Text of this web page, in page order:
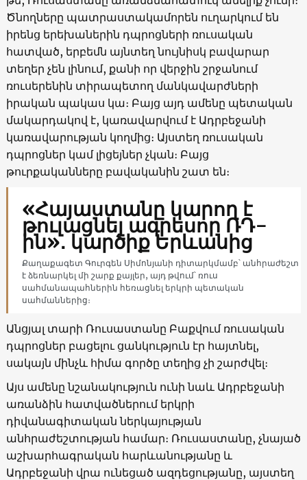
Ծնողները պատրաստակամորեն ուղարկում են
իրենց երեխաներին դպրոցների ռուսական
հատված, երբեմն այնտեղ նույնիսկ բավարար
տեղեր չեն լինում, քանի որ վերջին շրջանում
ռուսերենին տիրապետող մանկավարժների
իրական պակաս կա։ Բայց այդ ամենը պետական ​​
մակարդակով է, կառավարվում է Ադրբեջանի
կառավարության կողմից։ Այստեղ ռուսական
դպրոցներ կամ լիցեյներ չկան։ Բայց
թուրքականները բավականին շատ են։
«Հայաստանը կարող է
թուլացնել ագրեսոր ՌԴ-
ին»․ կարծիք Երևանից
Քաղաքագետ Գուրգեն Սիմոնյանի դիտարկմամբ՝ անհրաժեշտ
է ձեռնարկել մի շարք քայլեր, այդ թվում՝ ռուս
սահմանապահներին հեռացնել երկրի պետական
սահմաններից։
Անցյալ տարի Ռուսաստանը Բաքվում ռուսական
դպրոցներ բացելու ցանկություն էր հայտնել,
սակայն մինչև հիմա գործը տեղից չի շարժվել։
Այս ամենը նշանակություն ունի նաև Ադրբեջանի
առանձին հատվածներում երկրի
դիվանագիտական ​​ներկայության
անհրաժեշտության համար։ Ռուսաստանը, չնայած
աշխարհագրական հարևանությանը և
Ադրբեջանի վրա ունեցած ազդեցությանը, այստեղ